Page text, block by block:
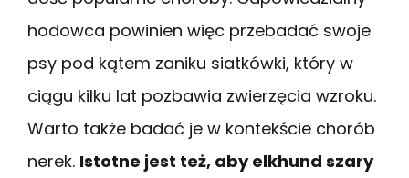
hodowca powinien więc przebadać swoje
psy pod kątem zaniku siatkówki, który w
ciągu kilku lat pozbawia zwierzęcia wzroku.
Warto także badać je w kontekście chorób
nerek. Istotne jest też, aby elkhund szary